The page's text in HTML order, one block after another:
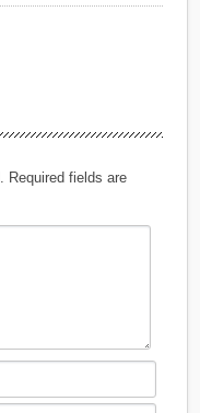
Required fields are